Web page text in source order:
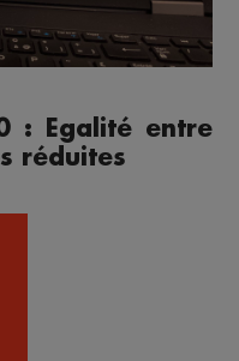
: Egalité entre
réduites